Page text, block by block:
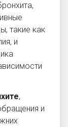
такие как
и
,
и